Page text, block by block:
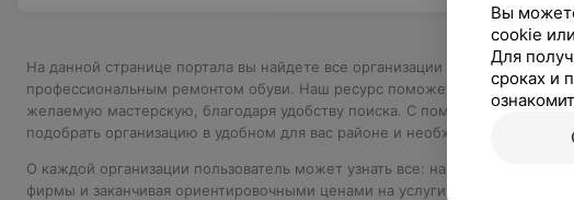
На данной странице портала вы найдете все организации Гомеля, которые
профессиональным ремонтом обуви. Наш ресурс поможет пользователю с
желаемую мастерскую, благодаря удобству поиска. С помощью системы
подобрать организацию в удобном для вас районе и необходимой ценовой
О каждой организации пользователь может узнать все: начиная от
фирмы и заканчивая ориентировочными ценами на услуги. Воспользуйтесь
Вы
cookie
Для
сроках и